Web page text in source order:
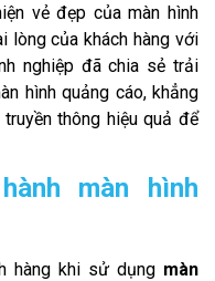
vẻ đẹp của màn hình
lòng của khách hàng với
nghiệp đã chia sẻ trải
hình quảng cáo, khẳng
thông hiệu quả để
màn hình
hàng khi sử dụng màn